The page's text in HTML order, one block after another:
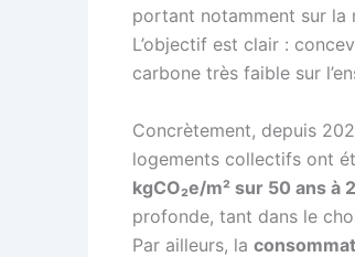
portant notamment sur la
L’objectif est clair :
carbone très faible sur
Concrètement, depuis
logements collectifs ont
kgCO₂e/m² sur 50 ans à
profonde, tant dans le
Par ailleurs, la